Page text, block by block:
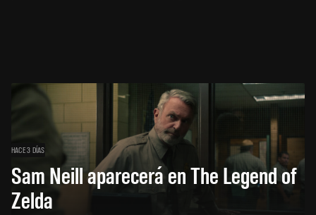
HACE 3 DÍAS
Sam Neill aparecerá en The Legend of
Zelda